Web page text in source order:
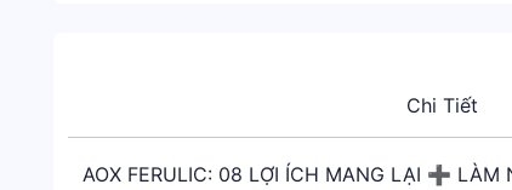
Chi Tiết
AOX FERULIC: 08 LỢI ÍCH MANG LẠI ➕ LÀM